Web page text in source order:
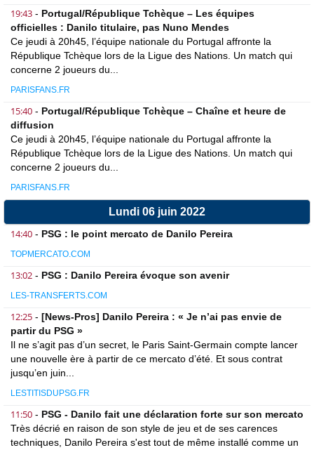
19:43 - Portugal/République Tchèque – Les équipes
officielles : Danilo titulaire, pas Nuno Mendes
Ce jeudi à 20h45, l’équipe nationale du Portugal affronte la
République Tchèque lors de la Ligue des Nations. Un match qui
concerne 2 joueurs du...
PARISFANS.FR
15:40 - Portugal/République Tchèque – Chaîne et heure de
diffusion
Ce jeudi à 20h45, l’équipe nationale du Portugal affronte la
République Tchèque lors de la Ligue des Nations. Un match qui
concerne 2 joueurs du...
PARISFANS.FR
Lundi 06 juin 2022
14:40 - PSG : le point mercato de Danilo Pereira
TOPMERCATO.COM
13:02 - PSG : Danilo Pereira évoque son avenir
LES-TRANSFERTS.COM
12:25 - [News-Pros] Danilo Pereira : « Je n’ai pas envie de
partir du PSG »
Il ne s’agit pas d’un secret, le Paris Saint-Germain compte lancer
une nouvelle ère à partir de ce mercato d’été. Et sous contrat
jusqu’en juin...
LESTITISDUPSG.FR
11:50 - PSG - Danilo fait une déclaration forte sur son mercato
Très décrié en raison de son style de jeu et de ses carences
techniques, Danilo Pereira s'est tout de même installé comme un